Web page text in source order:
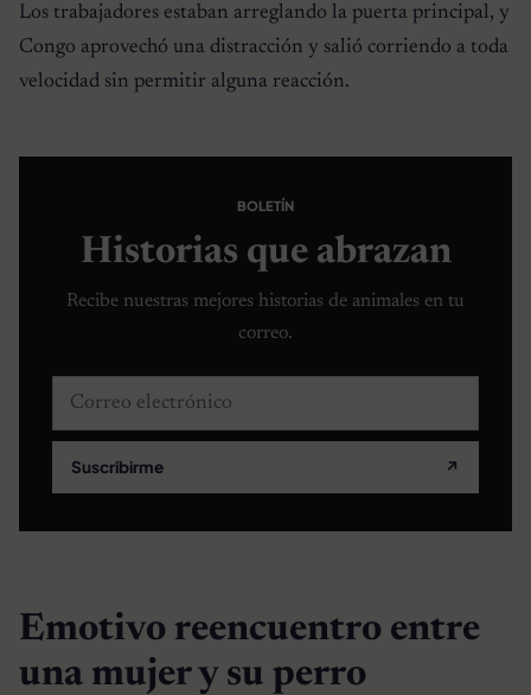
Los trabajadores estaban arreglando la puerta principal, y
Congo aprovechó una distracción y salió corriendo a toda
velocidad sin permitir alguna reacción.
BOLETÍN
Historias que abrazan
Recibe nuestras mejores historias de animales en tu
correo.
Correo electrónico
Suscribirme ↗
Emotivo reencuentro entre
una mujer y su perro